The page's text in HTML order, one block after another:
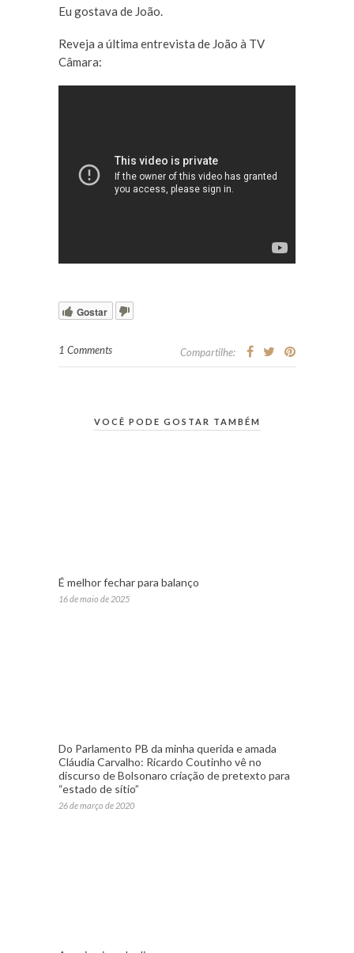
Eu gostava de João.
Reveja a última entrevista de João à TV
Câmara:
Gostar
1 Comments Compartilhe:
VOCÊ PODE GOSTAR TAMBÉM
É melhor fechar para balanço
16 de maio de 2025
Do Parlamento PB da minha querida e amada
Cláudia Carvalho: Ricardo Coutinho vê no
discurso de Bolsonaro criação de pretexto para
“estado de sítio”
26 de março de 2020